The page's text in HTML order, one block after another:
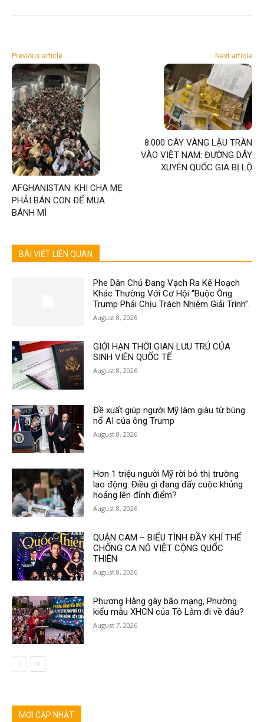
Previous article
AFGHANISTAN: KHI CHA MẸ
PHẢI BÁN CON ĐỂ MUA
BÁNH MÌ
Next article
8.000 CÂY VÀNG LẬU TRÀN
VÀO VIỆT NAM: ĐƯỜNG DÂY
XUYÊN QUỐC GIA BỊ LỘ
BÀI VIẾT LIÊN QUAN
Phe Dân Chủ Đang Vạch Ra Kế Hoạch
Khác Thường Với Cơ Hội “Buộc Ông
Trump Phải Chịu Trách Nhiệm Giải Trình”.
August 8, 2026
GIỚI HẠN THỜI GIAN LƯU TRÚ CỦA
SINH VIÊN QUỐC TẾ
August 8, 2026
Đề xuất giúp người Mỹ làm giàu từ bùng
nổ AI của ông Trump
August 8, 2026
Hơn 1 triệu người Mỹ rời bỏ thị trường
lao động: Điều gì đang đẩy cuộc khủng
hoảng lên đỉnh điểm?
August 8, 2026
QUẬN CAM – BIỂU TÌNH ĐẦY KHÍ THẾ
CHỐNG CA NÔ VIỆT CỘNG QUỐC
THIÊN
August 8, 2026
Phương Hằng gây bão mạng, Phường
kiểu mẫu XHCN của Tô Lâm đi về đâu?
August 7, 2026
MỚI CẬP NHẬT